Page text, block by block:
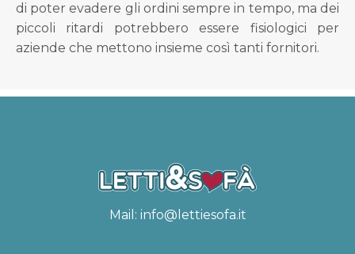
di poter evadere gli ordini sempre in tempo, ma dei
piccoli ritardi potrebbero essere fisiologici per
aziende che mettono insieme così tanti fornitori.
Mail: info@lettiesofa.it